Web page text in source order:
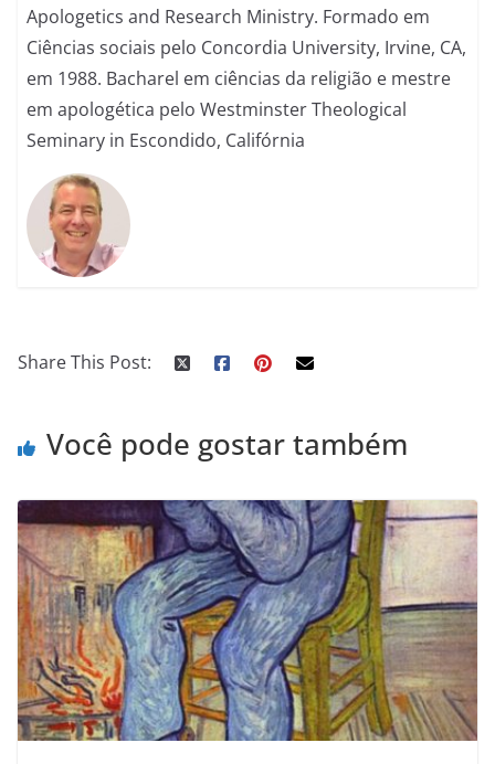
Apologetics and Research Ministry. Formado em
Ciências sociais pelo Concordia University, Irvine, CA,
em 1988. Bacharel em ciências da religião e mestre
em apologética pelo Westminster Theological
Seminary in Escondido, Califórnia
Share This Post:
Você pode gostar também